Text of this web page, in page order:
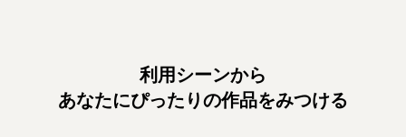
利用シーンから
あなたにぴったりの作品をみつける